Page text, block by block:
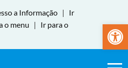
Abrir
a Informação |
Ir
o menu |
Ir para o